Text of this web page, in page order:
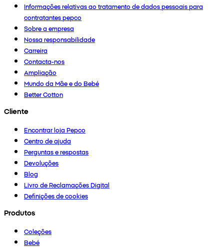
Informações relativas ao tratamento de dados pessoais para
contratantes pepco
Sobre a empresa
Nossa responsabilidade
Carreira
Contacta-nos
Ampliação
Mundo da Mãe e do Bebé
Better Cotton
Cliente
Encontrar loja Pepco
Centro de ajuda
Perguntas e respostas
Devoluções
Blog
Livro de Reclamações Digital
Definições de cookies
Produtos
Coleções
Bebé